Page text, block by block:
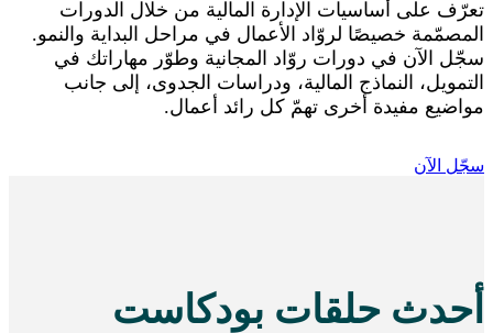
تعرّف على أساسيات الإدارة المالية من خلال الدورات
المصمّمة خصيصًا لروّاد الأعمال في مراحل البداية والنمو.
سجّل الآن في دورات روّاد المجانية وطوّر مهاراتك في
التمويل، النماذج المالية، ودراسات الجدوى، إلى جانب
مواضيع مفيدة أخرى تهمّ كل رائد أعمال.
سجّل الآن
أحدث حلقات بودكاست